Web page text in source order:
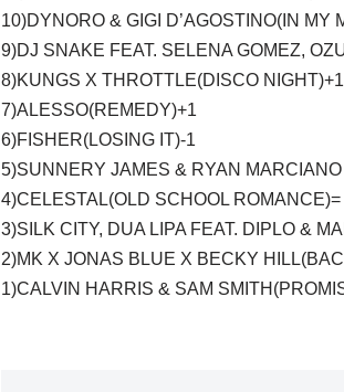
10)DYNORO & GIGI D’AGOSTINO(IN MY
9)DJ SNAKE FEAT. SELENA GOMEZ,
8)KUNGS X THROTTLE(DISCO NIGHT)+1
7)ALESSO(REMEDY)+1
6)FISHER(LOSING IT)-1
5)SUNNERY JAMES & RYAN
4)CELESTAL(OLD SCHOOL ROMANCE)=
3)SILK CITY, DUA LIPA FEAT. DIPLO &
2)MK X JONAS BLUE X BECKY
1)CALVIN HARRIS & SAM